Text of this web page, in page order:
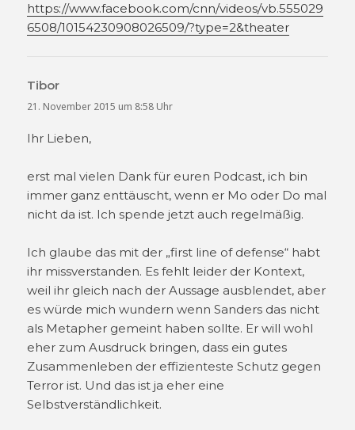
https://www.facebook.com/cnn/videos/vb.555029
6508/10154230908026509/?type=2&theater
Tibor
21. November 2015 um 8:58 Uhr
Ihr Lieben,
erst mal vielen Dank für euren Podcast, ich bin
immer ganz enttäuscht, wenn er Mo oder Do mal
nicht da ist. Ich spende jetzt auch regelmäßig.
Ich glaube das mit der „first line of defense“ habt
ihr missverstanden. Es fehlt leider der Kontext,
weil ihr gleich nach der Aussage ausblendet, aber
es würde mich wundern wenn Sanders das nicht
als Metapher gemeint haben sollte. Er will wohl
eher zum Ausdruck bringen, dass ein gutes
Zusammenleben der effizienteste Schutz gegen
Terror ist. Und das ist ja eher eine
Selbstverständlichkeit.